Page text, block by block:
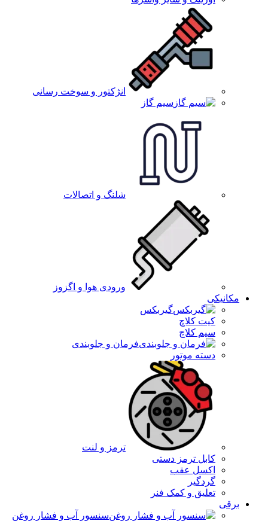
انژکتور و سوخت رسانی
سیم گاز
شلنگ و اتصالات
ورودی هوا و اگزوز
مکانیکی
گیربکس
کیت کلاچ
سیم کلاچ
فرمان و جلوبندی
دسته موتور
ترمز و لنت
کابل ترمز دستی
اکسل عقب
گردگیر
تعلیق و کمک فنر
برقی
سنسور آب و فشار روغن